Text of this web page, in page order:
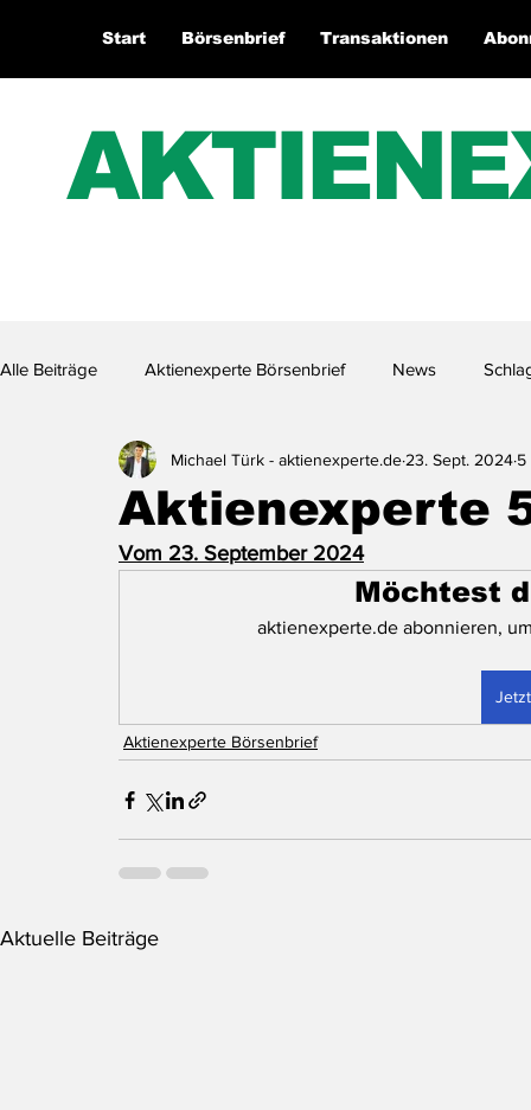
Start Börsenbrief Transaktionen
Alle Beiträge Aktienexperte Börsenbrief News
Aktienexperte.TV
Aktienexperte
Michael Türk - aktienexperte.de 23. Sept. 2024 5
Vom 23. September 2024
Möchtest
aktienexperte.de abonnieren,
Aktienexperte Börsenbrief
Aktuelle Beiträge